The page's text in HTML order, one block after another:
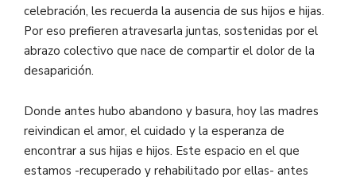
celebración, les recuerda la ausencia de sus hijos e hijas.
Por eso prefieren atravesarla juntas, sostenidas por el
abrazo colectivo que nace de compartir el dolor de la
desaparición.
Donde antes hubo abandono y basura, hoy las madres
reivindican el amor, el cuidado y la esperanza de
encontrar a sus hijas e hijos. Este espacio en el que
estamos -recuperado y rehabilitado por ellas- antes